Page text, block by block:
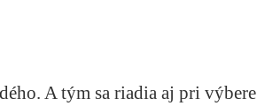
A tým sa riadia aj pri výbere